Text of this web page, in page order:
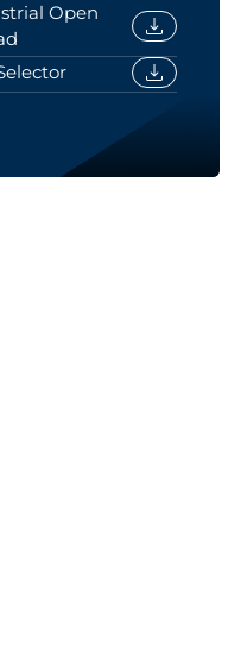
Open
download
download